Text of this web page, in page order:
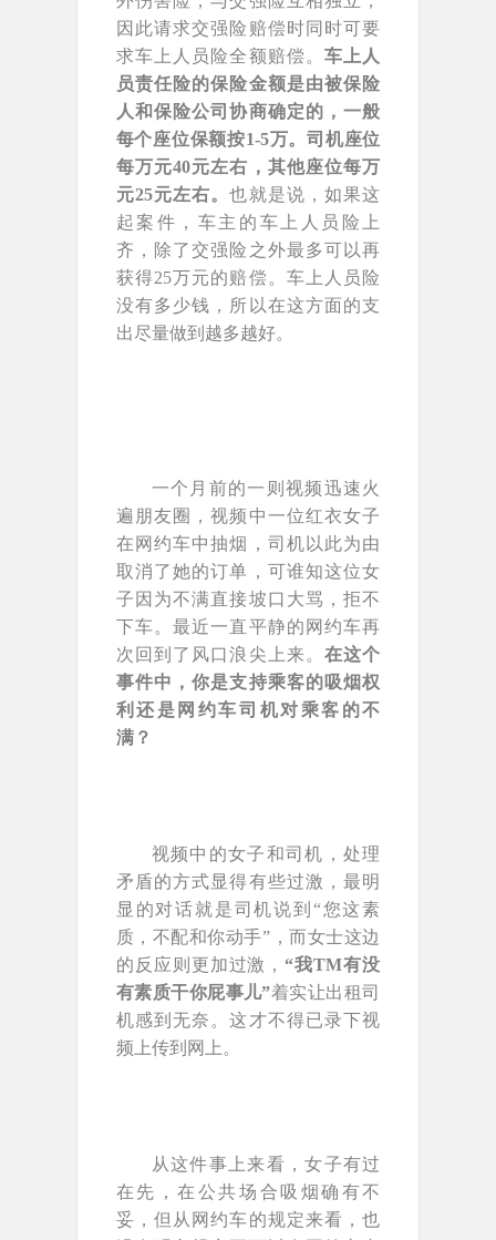
因此请求交强险赔偿时同时可要
求车上人员险全额赔偿。车上人
员责任险的保险金额是由被保险
人和保险公司协商确定的，一般
每个座位保额按1-5万。司机座位
每万元40元左右，其他座位每万
元25元左右。也就是说，如果这
起案件，车主的车上人员险上
齐，除了交强险之外最多可以再
获得25万元的赔偿。车上人员险
没有多少钱，所以在这方面的支
出尽量做到越多越好。
一个月前的一则视频迅速火
遍朋友圈，视频中一位红衣女子
在网约车中抽烟，司机以此为由
取消了她的订单，可谁知这位女
子因为不满直接坡口大骂，拒不
下车。最近一直平静的网约车再
次回到了风口浪尖上来。在这个
事件中，你是支持乘客的吸烟权
利还是网约车司机对乘客的不
满？
视频中的女子和司机，处理
矛盾的方式显得有些过激，最明
显的对话就是司机说到“您这素
质，不配和你动手”，而女士这边
的反应则更加过激， “我TM有没
有素质干你屁事儿”着实让出租司
机感到无奈。这才不得已录下视
频上传到网上。
从这件事上来看，女子有过
在先，在公共场合吸烟确有不
妥，但从网约车的规定来看，也